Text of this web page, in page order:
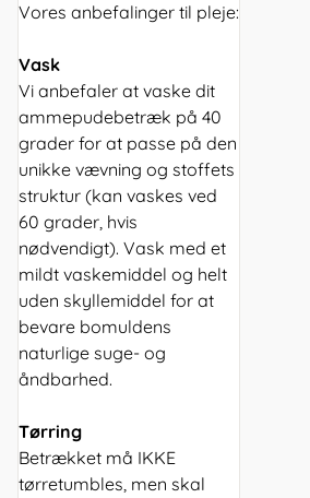
Vores anbefalinger til pleje:
Vask
Vi anbefaler at vaske dit
ammepudebetræk på 40
grader for at passe på den
unikke vævning og stoffets
struktur (kan vaskes ved
60 grader, hvis
nødvendigt). Vask med et
mildt vaskemiddel og helt
uden skyllemiddel for at
bevare bomuldens
naturlige suge- og
åndbarhed.
Tørring
Betrækket må IKKE
tørretumbles, men skal